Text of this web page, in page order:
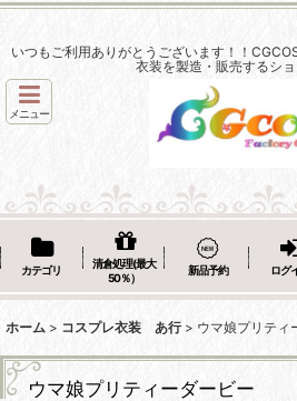
いつもご利用ありがとうございます！！
衣装を製造・販売するショ
メニュー
カテゴリ
清倉処理(最大
50％）
新品予約 ログ
ホーム > コスプレ衣装 あ行 > ウマ娘プリティ
ウマ娘プリティーダービー